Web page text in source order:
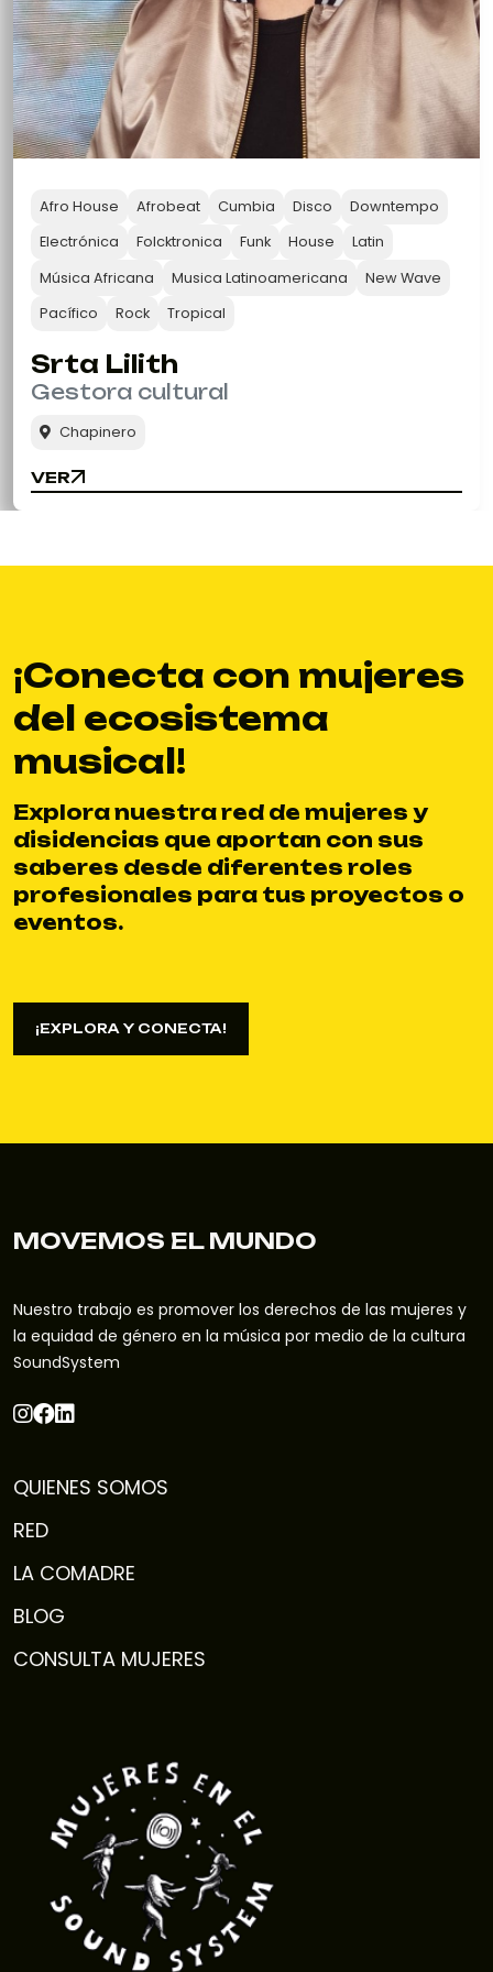
Afro House Afrobeat Cumbia Disco
Downtempo
Electrónica
Folcktronica Funk House
Latin
Música Africana
Musica Latinoamericana
New Wave
Pacífico
Rock Tropical
Srta Lilith
Gestora cultural
Chapinero
VER
VER
¡Conecta con mujeres
del ecosistema
musical!
Explora nuestra red de mujeres y
disidencias que aportan con sus
saberes desde diferentes roles
profesionales para tus proyectos o
eventos.
¡EXPLORA Y CONECTA!
MOVEMOS EL MUNDO
Nuestro trabajo es promover los derechos de las mujeres y
la equidad de género en la música por medio de la cultura
SoundSystem
QUIENES SOMOS
RED
LA COMADRE
BLOG
CONSULTA MUJERES